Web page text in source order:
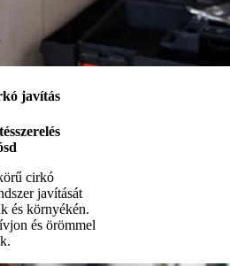
javítás
cirkó
javítását
és környékén.
és örömmel